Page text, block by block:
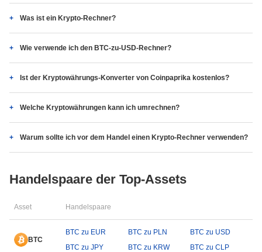
Was ist ein Krypto-Rechner?
Wie verwende ich den BTC-zu-USD-Rechner?
Ist der Kryptowährungs-Konverter von Coinpaprika kostenlos?
Welche Kryptowährungen kann ich umrechnen?
Warum sollte ich vor dem Handel einen Krypto-Rechner verwenden?
Handelspaare der Top-Assets
Asset Handelspaare
BTC
BTC zu EUR BTC zu PLN
BTC zu USD
BTC zu JPY
BTC zu KRW BTC zu CLP